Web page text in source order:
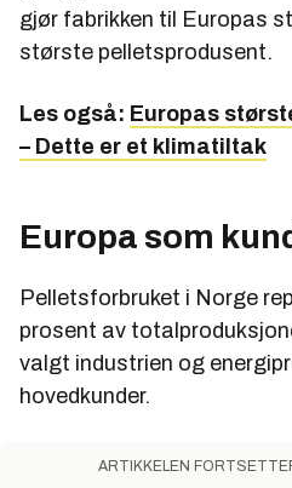
gjør fabrikken til Europas
største pelletsprodusent.
Les også: Europas
– Dette er et klimatiltak
Europa som
Pelletsforbruket i Norge
prosent av
valgt industrien og
hovedkunder.
ARTIKKELEN